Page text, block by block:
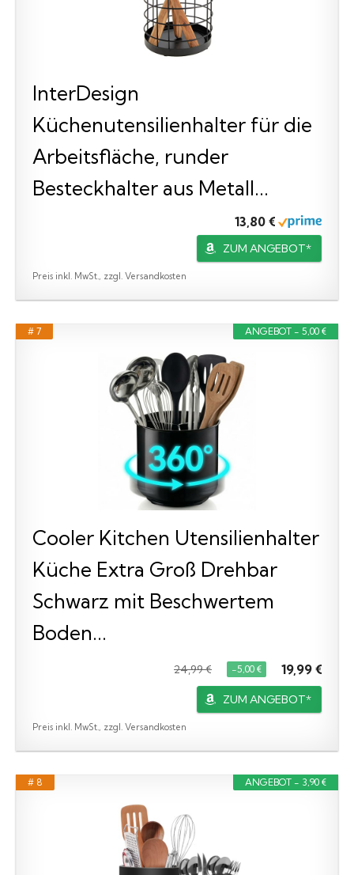
InterDesign
Küchenutensilienhalter für die
Arbeitsfläche, runder
Besteckhalter aus Metall...
13,80 €
ZUM ANGEBOT*
Preis inkl. MwSt., zzgl. Versandkosten
ANGEBOT - 5,00 €
# 7
Cooler Kitchen Utensilienhalter
Küche Extra Groß Drehbar
Schwarz mit Beschwertem
Boden...
24,99 € −5,00 € 19,99 €
ZUM ANGEBOT*
Preis inkl. MwSt., zzgl. Versandkosten
ANGEBOT - 3,90 €
# 8